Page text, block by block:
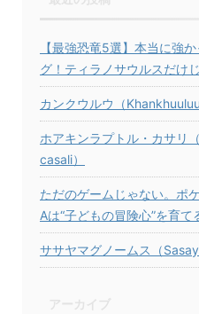
【最強恐竜5選】本当に強
グ！ティラノサウルスだけ
カンクウルウ（Khankhuuluu
ホアキンラプトル・カサリ
casali）
ただのゲームじゃない。ポ
Aは“子どもの冒険心”を育て
ササヤマグノームス（